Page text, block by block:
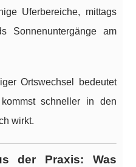
Uferbereiche, mittags
Sonnenuntergänge am
Ortswechsel bedeutet
schneller in den
wirkt.
der Praxis: Was